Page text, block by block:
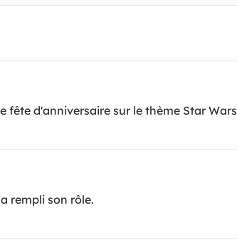
fête d'anniversaire sur le thème Star Wars
rempli son rôle.